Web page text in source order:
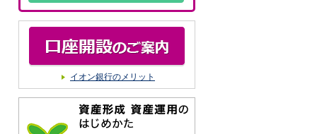
イオン銀行のメリット